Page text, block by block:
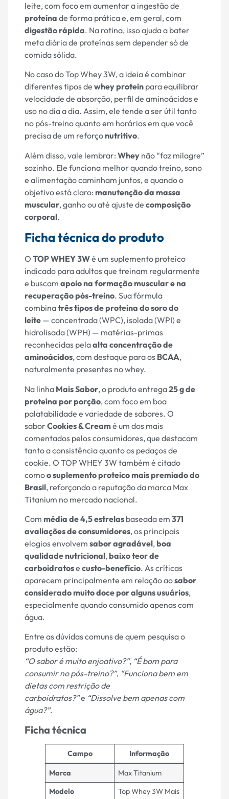
leite, com foco em aumentar a ingestão de
proteína de forma prática e, em geral, com
digestão rápida. Na rotina, isso ajuda a bater
meta diária de proteínas sem depender só de
comida sólida.
No caso do Top Whey 3W, a ideia é combinar
diferentes tipos de whey protein para equilibrar
velocidade de absorção, perfil de aminoácidos e
uso no dia a dia. Assim, ele tende a ser útil tanto
no pós-treino quanto em horários em que você
precisa de um reforçonutritivo.
Além disso, vale lembrar: Whey não “faz milagre”
sozinho. Ele funciona melhor quando treino, sono
e alimentação caminham juntos, e quando o
objetivo está claro: manutenção da massa
muscular, ganho ou até ajuste de composição
corporal.
Ficha técnica do produto
O TOP WHEY 3Wé um suplemento proteico
indicado para adultos que treinam regularmente
e buscam apoio na formação muscular e na
recuperação pós-treino. Sua fórmula
combinatrês tipos de proteína do soro do
leite — concentrada (WPC), isolada (WPI) e
hidrolisada (WPH) — matérias-primas
reconhecidas pelaalta concentração de
aminoácidos, com destaque para os BCAA,
naturalmente presentes no whey.
Na linha Mais Sabor, o produto entrega25 g de
proteína por porção, com foco em boa
palatabilidade e variedade de sabores. O
saborCookies & Creamé um dos mais
comentados pelos consumidores, que destacam
tanto a consistência quanto os pedaços de
cookie. O TOP WHEY 3W também é citado
comoo suplemento proteico mais premiado do
Brasil, reforçando a reputação da marca Max
Titanium no mercado nacional.
Com média de 4,5 estrelas baseada em 371
avaliações de consumidores, os principais
elogios envolvem sabor agradável,boa
qualidade nutricional,baixo teor de
carboidratose custo-benefício. As críticas
aparecem principalmente em relação aosabor
considerado muito doce por alguns usuários,
especialmente quando consumido apenas com
água.
Entre as dúvidas comuns de quem pesquisa o
produto estão:
“O sabor é muito enjoativo?”, “É bom para
consumir no pós-treino?”, “Funciona bem em
dietas com restrição de
carboidratos?”e “Dissolve bem apenas com
água?”.
Ficha técnica
Campo Informação
Marca
Max Titanium
Modelo
Top Whey 3W Mais